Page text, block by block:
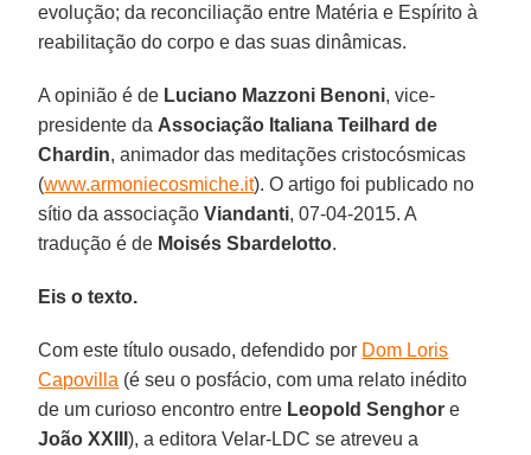
evolução; da reconciliação entre Matéria e Espírito à
reabilitação do corpo e das suas dinâmicas.
A opinião é de Luciano Mazzoni Benoni, vice-
presidente da Associação Italiana Teilhard de
Chardin, animador das meditações cristocósmicas
(www.armoniecosmiche.it). O artigo foi publicado no
sítio da associaçãoViandanti, 07-04-2015. A
tradução é de Moisés Sbardelotto.
Eis o texto.
Com este título ousado, defendido por Dom Loris
Capovilla (é seu o posfácio, com uma relato inédito
de um curioso encontro entre Leopold Senghor e
João XXIII), a editora Velar-LDC se atreveu a